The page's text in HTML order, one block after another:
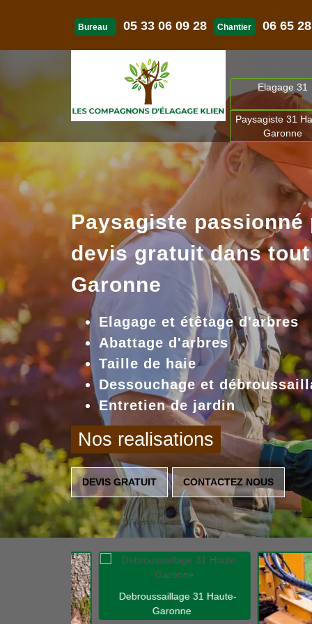
Bureau 05 33 06 09 28 Chantier 06 65
Elagage 31
Paysagiste 31
Garonne
Paysagiste passionné
devis gratuit dans
Garonne
Elagage et étêtage d'arbres
Abattage d'arbres
Taille de haie
Dessouchage et
Entretien de jardin
Nos realisations
DEVIS GRATUIT CONTACTEZ NOUS
Debroussaillage 31 Haute-
Garonne